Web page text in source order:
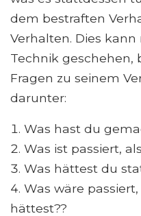
dem bestraften
Verhalten. Dies
Technik geschehen,
Fragen zu seinem
darunter:
Was hast du
Was ist passiert,
Was hättest du
Was wäre
hättest??